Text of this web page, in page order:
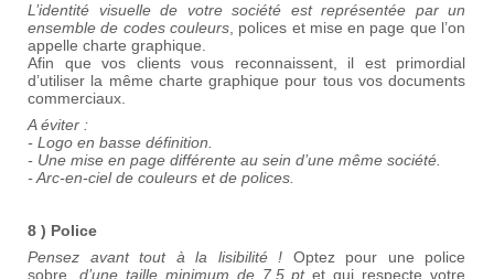
L’identité visuelle de votre société est représentée par un
ensemble de codes couleurs, polices et mise en page que l’on
appelle charte graphique.
Afin que vos clients vous reconnaissent, il est primordial
d’utiliser la même charte graphique pour tous vos documents
commerciaux.
A éviter :
- Logo en basse définition.
- Une mise en page différente au sein d’une même société.
- Arc-en-ciel de couleurs et de polices.
8 ) Police
Pensez avant tout à la lisibilité ! Optez pour une police
sobre,
d’une taille minimum de 7,5 pt et qui respecte votre